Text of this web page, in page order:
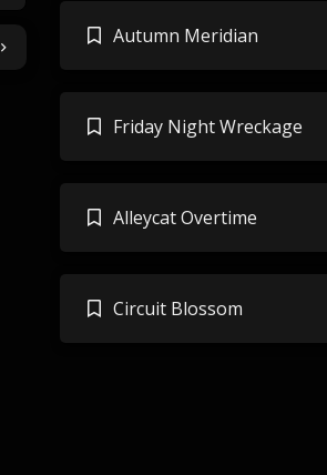
Autumn Meridian
Friday Night Wreckage
Alleycat Overtime
Circuit Blossom